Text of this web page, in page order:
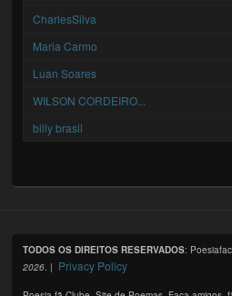
CharlesSilva
Maria Carmo
Luan Soares
WILSON CORDEIRO...
billy brasil
TODOS OS DIREITOS RESERVADOS:
2026 . | Privacy Policy